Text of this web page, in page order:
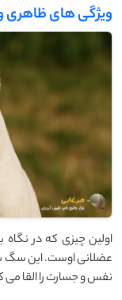
ویژگی ‌های ظاهری و
اولین چیزی که در نگاه
عضلانی اوست. این سگ
‌نفس و جسارت را القا می‌